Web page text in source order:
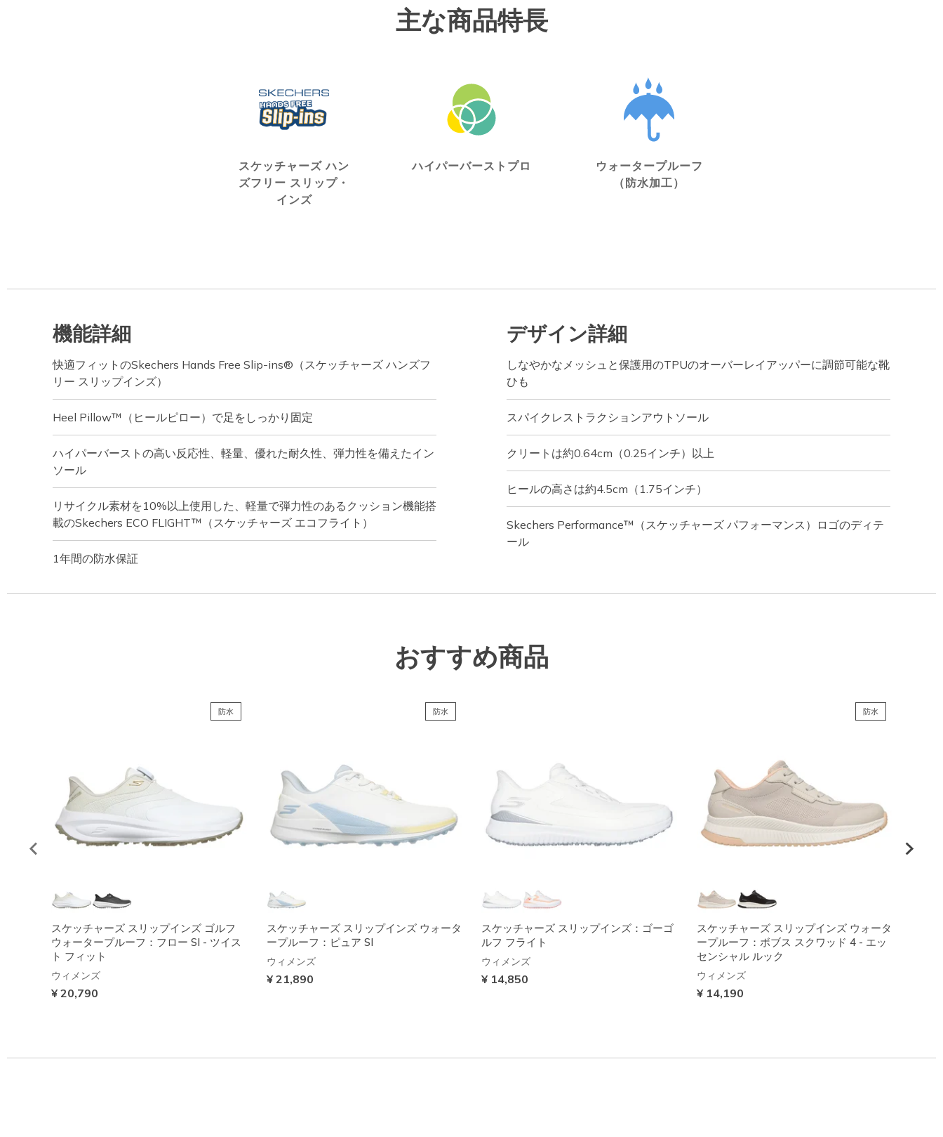
主な商品特長
スケッチャーズ ハン
ズフリー スリップ・
インズ
ハイパーバーストプロ
ウォータープルーフ
（防水加工）
機能詳細
快適フィットのSkechers Hands Free Slip-ins®（スケッチャーズ ハンズフ
リー スリップインズ）
Heel Pillow™（ヒールピロー）で足をしっかり固定
ハイパーバーストの高い反応性、軽量、優れた耐久性、弾力性を備えたイン
ソール
リサイクル素材を10%以上使用した、軽量で弾力性のあるクッション機能搭
載のSkechers ECO FLIGHT™（スケッチャーズ エコフライト）
1年間の防水保証
デザイン詳細
しなやかなメッシュと保護用のTPUのオーバーレイアッパーに調節可能な靴
ひも
スパイクレストラクションアウトソール
クリートは約0.64cm（0.25インチ）以上
ヒールの高さは約4.5cm（1.75インチ）
Skechers Performance™（スケッチャーズ パフォーマンス）ロゴのディテ
ール
おすすめ商品
防水
スケッチャーズ スリップインズ ゴルフ
ウォータープルーフ：フロー SI - ツイス
ト フィット
ウィメンズ
¥ 20,790
防水
スケッチャーズ スリップインズ ウォータ
ープルーフ：ピュア SI
ウィメンズ
¥ 21,890
スケッチャーズ スリップインズ：ゴーゴ
ルフ フライト
ウィメンズ
¥ 14,850
防水
スケッチャーズ スリップインズ ウォータ
ープルーフ：ボブス スクワッド 4 - エッ
センシャル ルック
ウィメンズ
¥ 14,190